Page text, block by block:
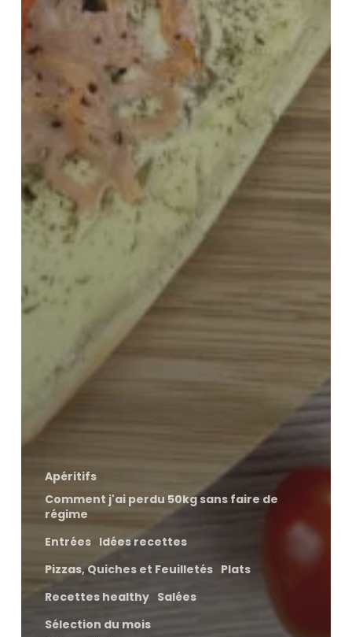
Apéritifs
Comment j'ai perdu 50kg sans faire de
régime
Entrées Idées recettes
Pizzas, Quiches et Feuilletés Plats
Recettes healthy Salées
Sélection du mois